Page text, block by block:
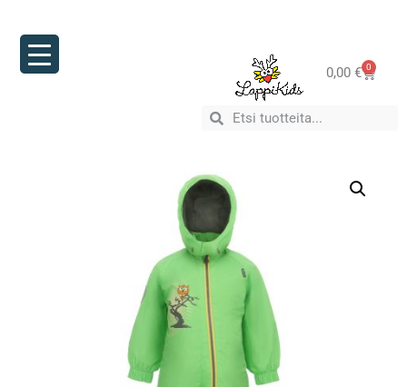
0,00 € 0